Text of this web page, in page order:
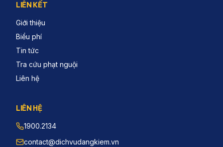
LIÊN KẾT
Giới thiệu
Biểu phí
Tin tức
Tra cứu phạt nguội
Liên hệ
LIÊN HỆ
1900.2134
contact@dichvudangkiem.vn